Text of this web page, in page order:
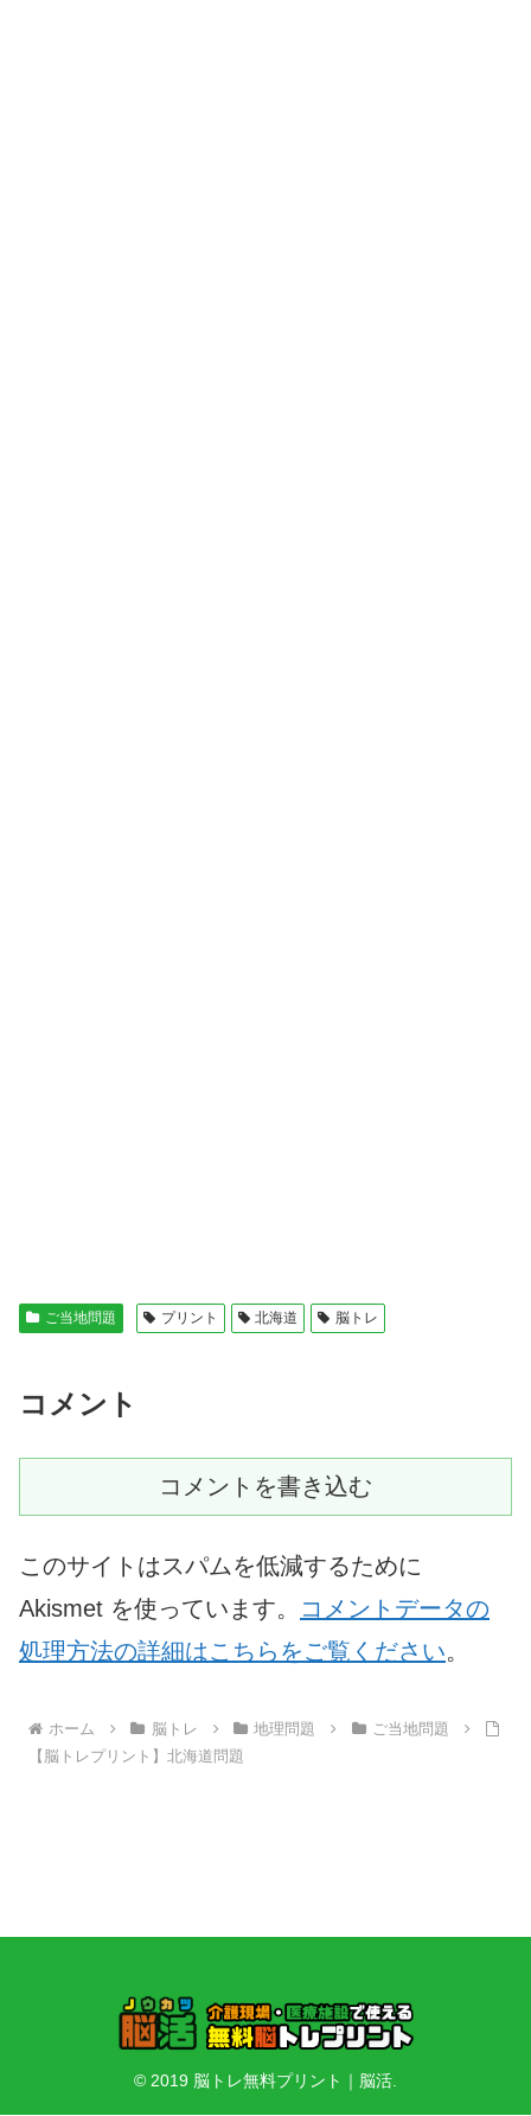
ご当地問題 プリント 北海道 脳トレ
コメント
コメントを書き込む
このサイトはスパムを低減するために
Akismet を使っています。
コメントデータの
処理方法の詳細はこちらをご覧ください。
ホーム 脳トレ 地理問題
ご当地問題
【脳トレプリント】北海道問題
© 2019 脳トレ無料プリント｜脳活.